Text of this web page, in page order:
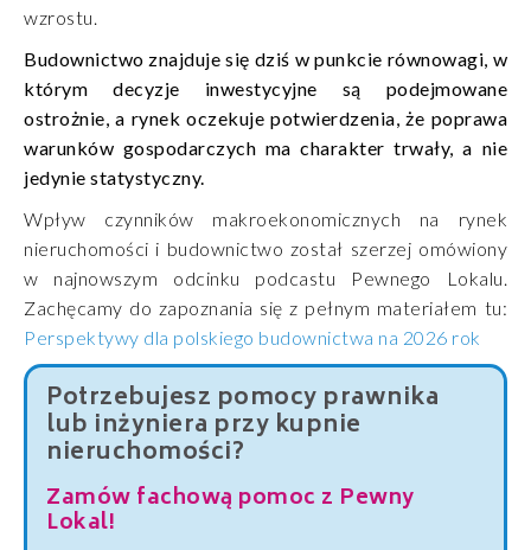
wzrostu.
Budownictwo znajduje się dziś w punkcie równowagi, w
którym decyzje inwestycyjne są podejmowane
ostrożnie, a rynek oczekuje potwierdzenia, że poprawa
warunków gospodarczych ma charakter trwały, a nie
jedynie statystyczny.
Wpływ czynników makroekonomicznych na rynek
nieruchomości i budownictwo został szerzej omówiony
w najnowszym odcinku podcastu Pewnego Lokalu.
Zachęcamy do zapoznania się z pełnym materiałem tu:
Perspektywy dla polskiego budownictwa na 2026 rok
Potrzebujesz pomocy prawnika
lub inżyniera przy kupnie
nieruchomości?
Zamów fachową pomoc z Pewny
Lokal!